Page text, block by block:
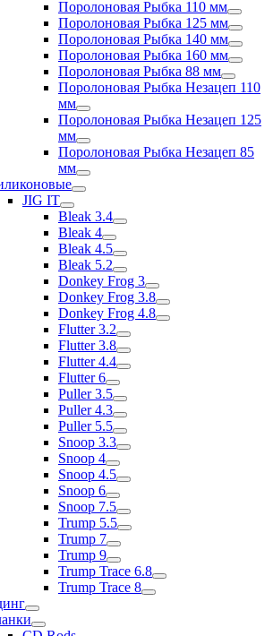
Поролоновая Рыбка 110 мм
Поролоновая Рыбка 125 мм
Поролоновая Рыбка 140 мм
Поролоновая Рыбка 160 мм
Поролоновая Рыбка 88 мм
Поролоновая Рыбка Незацеп 110
мм
Поролоновая Рыбка Незацеп 125
мм
Поролоновая Рыбка Незацеп 85
мм
JIG IT
Bleak 3.4
Bleak 4
Bleak 4.5
Bleak 5.2
Donkey Frog 3
Donkey Frog 3.8
Donkey Frog 4.8
Flutter 3.2
Flutter 3.8
Flutter 4.4
Flutter 6
Puller 3.5
Puller 4.3
Puller 5.5
Snoop 3.3
Snoop 4
Snoop 4.5
Snoop 6
Snoop 7.5
Trump 5.5
Trump 7
Trump 9
Trump Trace 6.8
Trump Trace 8